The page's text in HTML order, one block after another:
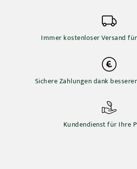
Immer kostenloser Versand
Sichere Zahlungen dank
Kundendienst für Ihre